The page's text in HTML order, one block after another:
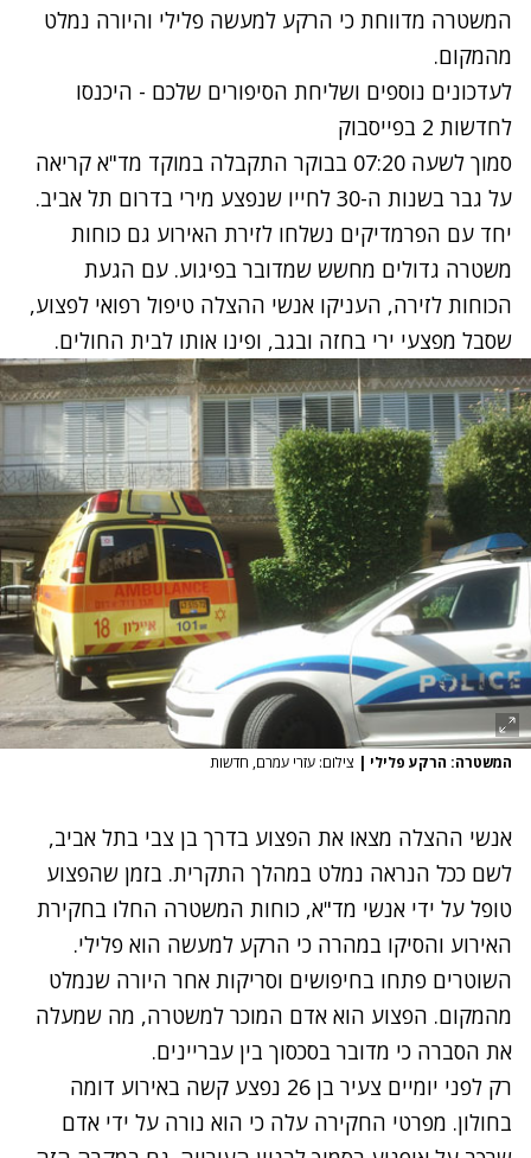
המשטרה מדווחת כי הרקע למעשה פלילי והיורה נמלט
מהמקום.
לעדכונים נוספים ושליחת הסיפורים שלכם - היכנסו
לחדשות 2 בפייסבוק
סמוך לשעה 07:20 בבוקר התקבלה במוקד מד"א קריאה
על גבר בשנות ה-30 לחייו שנפצע מירי בדרום תל אביב.
יחד עם הפרמדיקים נשלחו לזירת האירוע גם כוחות
משטרה גדולים מחשש שמדובר בפיגוע. עם הגעת
הכוחות לזירה, העניקו אנשי ההצלה טיפול רפואי לפצוע,
שסבל מפצעי ירי בחזה ובגב, ופינו אותו לבית החולים.
המשטרה: הרקע פלילי | צילום: עזרי עמרם, חדשות
אנשי ההצלה מצאו את הפצוע בדרך בן צבי בתל אביב,
לשם ככל הנראה נמלט במהלך התקרית. בזמן שהפצוע
טופל על ידי אנשי מד"א, כוחות המשטרה החלו בחקירת
האירוע והסיקו במהרה כי הרקע למעשה הוא פלילי.
השוטרים פתחו בחיפושים וסריקות אחר היורה שנמלט
מהמקום. הפצוע הוא אדם המוכר למשטרה, מה שמעלה
את הסברה כי מדובר בסכסוך בין עבריינים.
רק לפני יומיים צעיר בן 26 נפצע קשה באירוע דומה
בחולון. מפרטי החקירה עלה כי הוא נורה על ידי אדם